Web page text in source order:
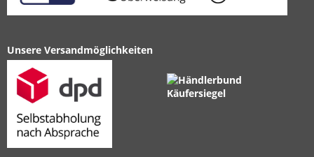
Unsere Versandmöglichkeiten